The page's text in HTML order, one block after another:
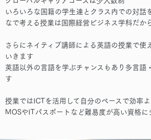
いろいろな国籍の学生達とクラス内での対話
なで考える授業は国際経営ビジネス学科だか
さらにネイティブ講師による英語の授業で使
いきます
英語以外の言語を学ぶチャンスもあり多言語
す
授業ではICTを活用して自分のペースで効率よ
MOSやITパスポートなど難易度が高い資格に